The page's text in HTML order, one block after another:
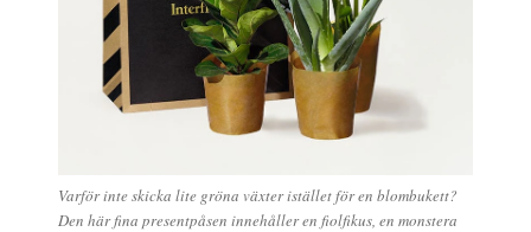
Varför inte skicka lite gröna växter istället för en blombukett?
Den här fina presentpåsen innehåller en fiolfikus, en monstera